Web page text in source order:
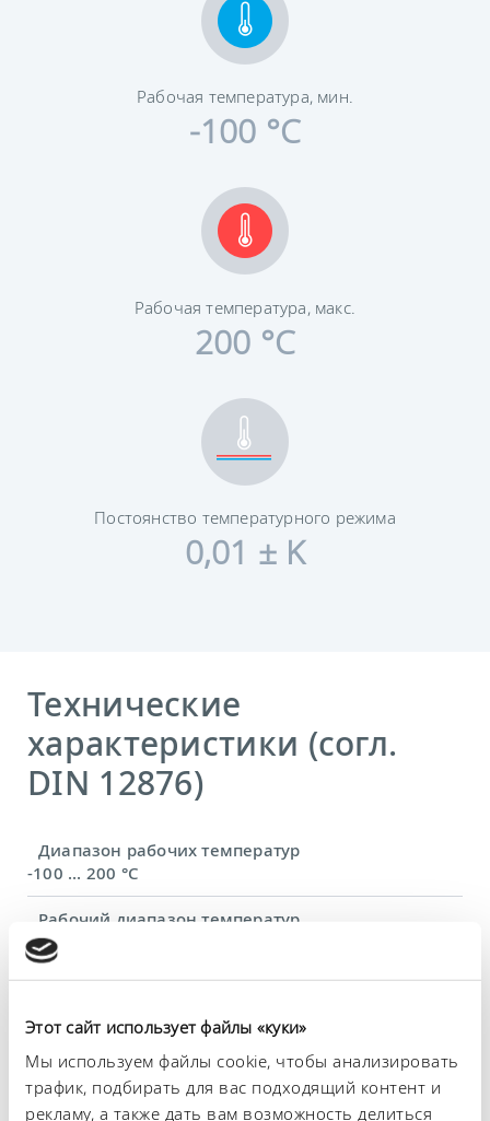
Этот сайт использует файлы «куки»
Мы используем файлы cookie, чтобы анализировать
трафик, подбирать для вас подходящий контент и
рекламу, а также дать вам возможность делиться
Рабочая температура, мин.
-100 °C
Рабочая температура, макс.
200 °C
Постоянство температурного режима
0,01 ± K
Технические
характеристики (согл.
DIN 12876)
Диапазон рабочих температур
-100 ... 200 °C
Рабочий диапазон температур
-100 ... 200 °C
Диапазон температуры окружающей среды
Постоянство температурного режима
0,01 ± K